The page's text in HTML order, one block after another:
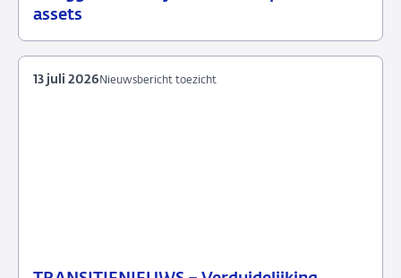
assets
juli
toezicht
Nieuwsbericht toezicht
13 juli 2026